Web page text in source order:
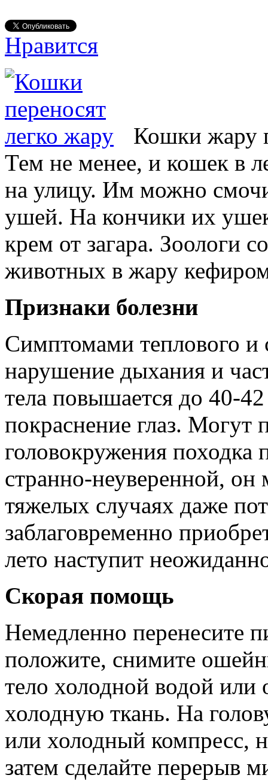
Нравится
Кошки жару
Тем не менее, и кошек в
на улицу. Им можно
ушей. На кончики их
крем от загара. Зоологи
животных в жару
Признаки болезни
Симптомами теплового и
нарушение дыхания и
тела повышается до 40-42
покраснение глаз. Могут
головокружения по­ходка
странно-неуверенной, он
тяжелых случаях даже
заблаговременно
лето наступит
Скорая помощь
Немедленно перенесите
положите, снимите
тело холодной водой
холодную ткань. На
или холодный ком­пресс,
затем сделайте перерыв